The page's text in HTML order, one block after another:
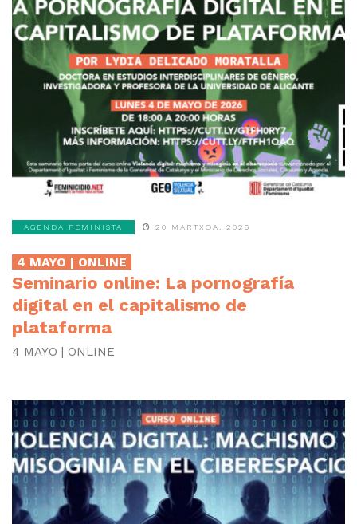
AGENDA FEMINISTA 20 MARTXOA, 2026
4 MAYO | ONLINE
Seminario online: La pornografía
digital en el capitalismo de
plataforma
4 MAYO | ONLINE